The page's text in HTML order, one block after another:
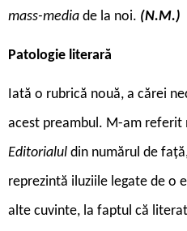
mass-media de la noi. (N.M.)
Patologie literară
Iată o rubrică nouă, a cărei
acest preambul. M-am referit
Editorialul din numărul de
reprezintă iluziile legate de o
alte cuvinte, la faptul că